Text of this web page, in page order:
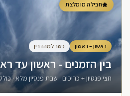
חבילה מומלצת
ראשון – ראשון כשר למהדרין
בין הזמנים - ראשון עד ראשון (7
חצי פנסיון + כריכים · שבת פנסיון מלא ·